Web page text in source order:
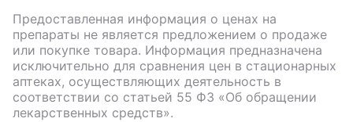
Предоставленная информация о ценах на
препараты не является предложением о продаже
или покупке товара. Информация предназначена
исключительно для сравнения цен в стационарных
аптеках, осуществляющих деятельность в
соответствии со статьей 55 ФЗ «Об обращении
лекарственных средств».